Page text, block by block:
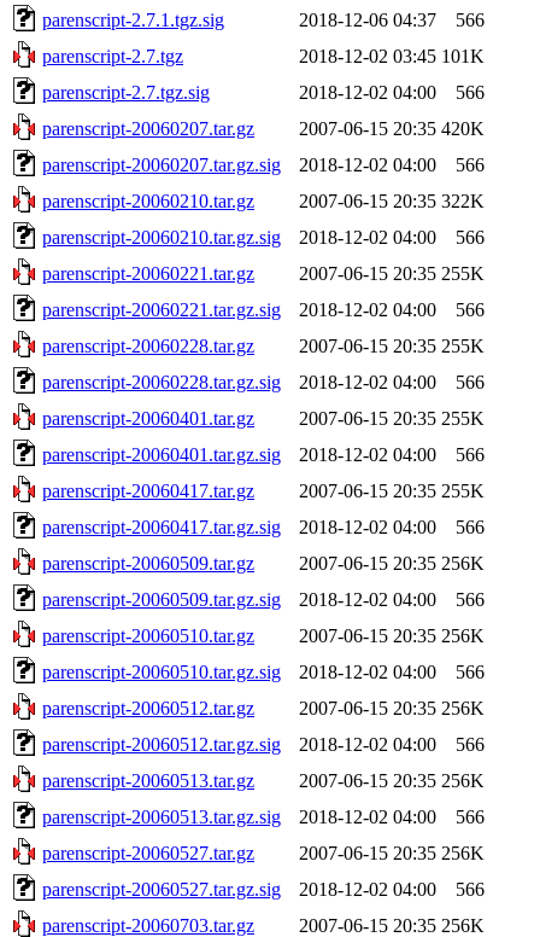
parenscript-2.7.1.tgz.sig
2018-12-06 04:37
566
parenscript-2.7.tgz
2018-12-02 03:45 101K
parenscript-2.7.tgz.sig
2018-12-02 04:00
566
parenscript-20060207.tar.gz
2007-06-15 20:35 420K
parenscript-20060207.tar.gz.sig
2018-12-02 04:00
566
parenscript-20060210.tar.gz
2007-06-15 20:35 322K
parenscript-20060210.tar.gz.sig
2018-12-02 04:00
566
parenscript-20060221.tar.gz
2007-06-15 20:35 255K
parenscript-20060221.tar.gz.sig
2018-12-02 04:00
566
parenscript-20060228.tar.gz
2007-06-15 20:35 255K
parenscript-20060228.tar.gz.sig
2018-12-02 04:00
566
parenscript-20060401.tar.gz
2007-06-15 20:35 255K
parenscript-20060401.tar.gz.sig
2018-12-02 04:00
566
parenscript-20060417.tar.gz
2007-06-15 20:35 255K
parenscript-20060417.tar.gz.sig
2018-12-02 04:00
566
parenscript-20060509.tar.gz
2007-06-15 20:35 256K
parenscript-20060509.tar.gz.sig
2018-12-02 04:00
566
parenscript-20060510.tar.gz
2007-06-15 20:35 256K
parenscript-20060510.tar.gz.sig
2018-12-02 04:00
566
parenscript-20060512.tar.gz
2007-06-15 20:35 256K
parenscript-20060512.tar.gz.sig
2018-12-02 04:00
566
parenscript-20060513.tar.gz
2007-06-15 20:35 256K
parenscript-20060513.tar.gz.sig
2018-12-02 04:00
566
parenscript-20060527.tar.gz
2007-06-15 20:35 256K
parenscript-20060527.tar.gz.sig
2018-12-02 04:00
566
parenscript-20060703.tar.gz
2007-06-15 20:35 256K